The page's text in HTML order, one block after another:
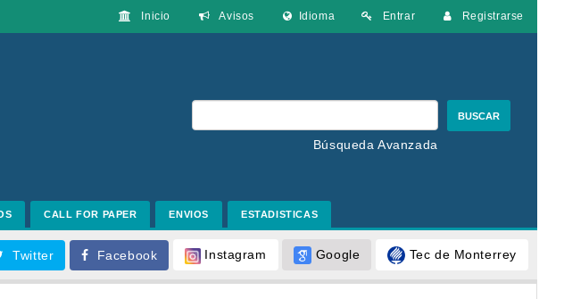
Entrar Registrarse
Inicio Avisos Idioma
BUSCAR
Búsqueda Avanzada
CALL FOR PAPER ENVIOS ESTADISTICAS
Twitter Facebook Instagram Google Tec de Monterrey